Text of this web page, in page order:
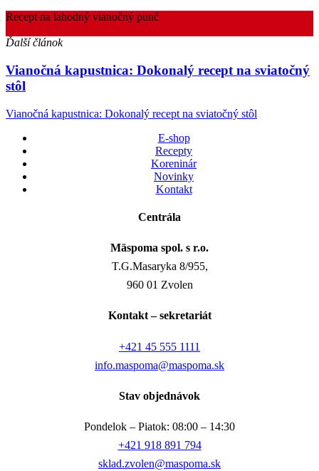
Recept na lahodný vianočný punč
Ďalší článok
Vianočná kapustnica: Dokonalý recept na sviatočný
stôl
Vianočná kapustnica: Dokonalý recept na sviatočný stôl
E-shop
Recepty
Koreninár
Novinky
Kontakt
Centrála
Mäspoma spol. s r.o.
T.G.Masaryka 8/955,
960 01 Zvolen
Kontakt – sekretariát
+421 45 555 1111
info.maspoma@maspoma.sk
Stav objednávok
Pondelok – Piatok: 08:00 – 14:30
+421 918 891 794
sklad.zvolen@maspoma.sk